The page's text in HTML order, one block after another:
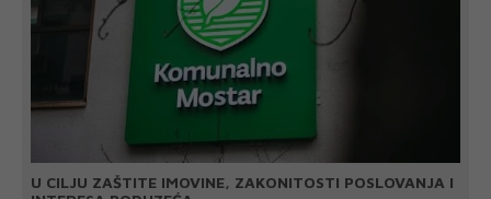
U CILJU ZAŠTITE IMOVINE, ZAKONITOSTI POSLOVANJA I